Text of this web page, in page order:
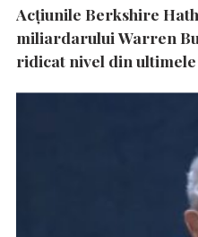
Acțiunile Berkshire
miliardarului Warren
ridicat nivel din